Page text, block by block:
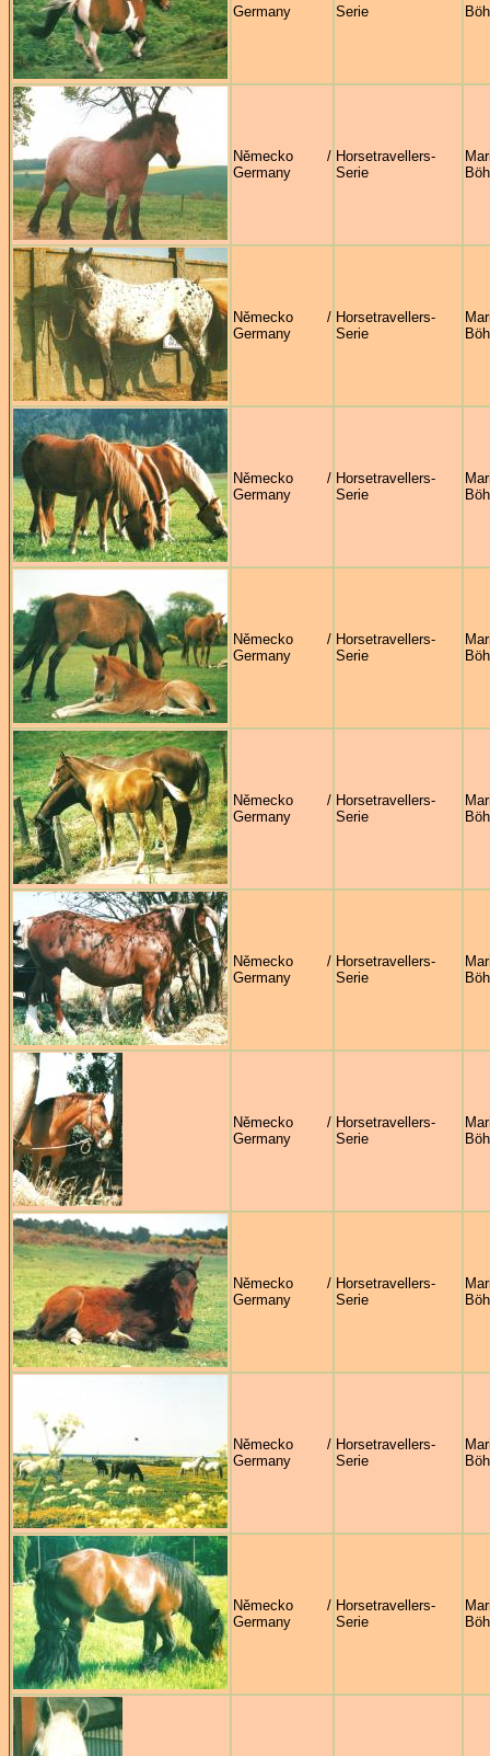
Germany
Serie
Německo /
Germany
Horsetravellers-
Serie
Německo /
Germany
Horsetravellers-
Serie
Německo /
Germany
Horsetravellers-
Serie
Německo /
Germany
Horsetravellers-
Serie
Německo /
Germany
Horsetravellers-
Serie
Německo /
Germany
Horsetravellers-
Serie
Německo /
Germany
Horsetravellers-
Serie
Německo /
Germany
Horsetravellers-
Serie
Německo /
Germany
Horsetravellers-
Serie
Německo /
Germany
Horsetravellers-
Serie